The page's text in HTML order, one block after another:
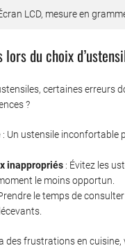
LCD, mesure en
du choix
certaines
?
: Un ustensile inconfortable
inappropriés : Évitez les
le moins opportun.
le temps de
des frustrations en